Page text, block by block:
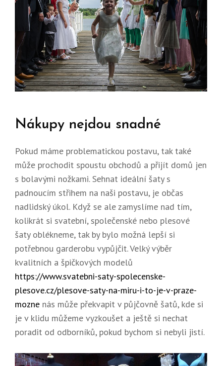
Nákupy nejdou snadné
Pokud máme problematickou postavu, tak také
může prochodit spoustu obchodů a přijít domů jen
s bolavými nožkami. Sehnat ideální šaty s
padnoucím střihem na naši postavu, je občas
nadlidský úkol. Když se ale zamyslíme nad tím,
kolikrát si svatební, společenské nebo plesové
šaty oblékneme, tak by bylo možná lepší si
potřebnou garderobu vypůjčit. Velký výběr
kvalitních a špičkových modelů
https://www.svatebni-saty-spolecenske-
plesove.cz/plesove-saty-na-miru-i-to-je-v-praze-
mozne nás může překvapit v půjčovně šatů, kde si
je v klidu můžeme vyzkoušet a ještě si nechat
poradit od odborníků, pokud bychom si nebyli jistí.